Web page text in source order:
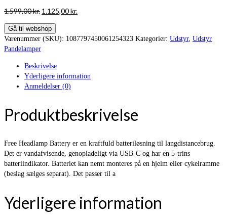
1.599,00kr. Den
pris
var:
1.125,00kr.
er:
Gå til webshop
Varenummer (SKU): 1087797450061254323 Kategorier: Udstyr, Udstyr
Pandelamper
Beskrivelse
Yderligere information
Anmeldelser (0)
Produktbeskrivelse
Free Headlamp Battery er en kraftfuld batteriløsning til langdistancebrug.
Det er vandafvisende, genopladeligt via USB-C og har en 5-trins
batteriindikator. Batteriet kan nemt monteres på en hjelm eller cykelramme
(beslag sælges separat). Det passer til a
Yderligere information